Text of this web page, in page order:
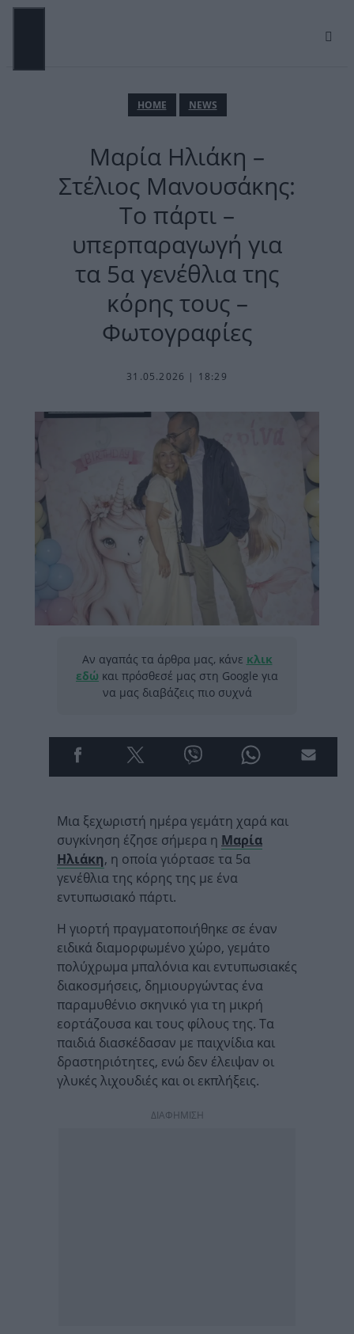
Μετάβαση
ΗΟΜΕ NEWS
Μαρία Ηλιάκη –
Στέλιος Μανουσάκης:
Το πάρτι –
υπερπαραγωγή για
τα 5α γενέθλια της
κόρης τους –
Φωτογραφίες
31.05.2026 | 18:29
Αν αγαπάς τα άρθρα μας, κάνε κλικ
εδώ και πρόσθεσέ μας στη Google για
να μας διαβάζεις πιο συχνά
Μια ξεχωριστή ημέρα γεμάτη χαρά και
συγκίνηση έζησε σήμερα η Μαρία
Ηλιάκη, η οποία γιόρτασε τα 5α
γενέθλια της κόρης της με ένα
εντυπωσιακό πάρτι.
Η γιορτή πραγματοποιήθηκε σε έναν
ειδικά διαμορφωμένο χώρο, γεμάτο
πολύχρωμα μπαλόνια και εντυπωσιακές
διακοσμήσεις, δημιουργώντας ένα
παραμυθένιο σκηνικό για τη μικρή
εορτάζουσα και τους φίλους της. Τα
παιδιά διασκέδασαν με παιχνίδια και
δραστηριότητες, ενώ δεν έλειψαν οι
γλυκές λιχουδιές και οι εκπλήξεις.
ΔΙΑΦΗΜΙΣΗ